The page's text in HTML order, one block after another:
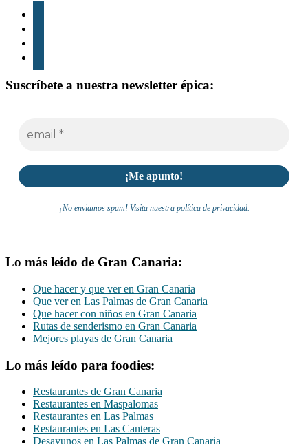
Suscríbete a nuestra newsletter épica:
¡No enviamos spam! Visita nuestra política de privacidad.
Lo más leído de Gran Canaria:
Que hacer y que ver en Gran Canaria
Que ver en Las Palmas de Gran Canaria
Que hacer con niños en Gran Canaria
Rutas de senderismo en Gran Canaria
Mejores playas de Gran Canaria
Lo más leído para foodies:
Restaurantes de Gran Canaria
Restaurantes en Maspalomas
Restaurantes en Las Palmas
Restaurantes en Las Canteras
Desayunos en Las Palmas de Gran Canaria